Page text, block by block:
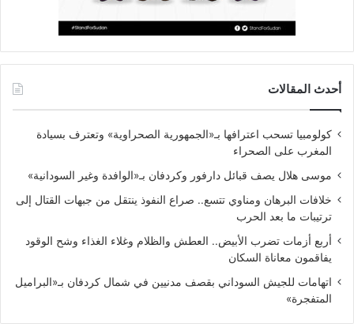
أحدث المقالات
كولومبيا تسحب اعترافها بـ«الجمهورية الصحراوية» وتعترف بسيادة
المغرب على الصحراء
موسى هلال يصف قبائل دارفور وكردفان بـ«الوافدة وغير السودانية»
خلافات البرهان ومناوي تتسع.. صراع النفوذ ينتقل من جبهات القتال إلى
ترتيبات ما بعد الحرب
أربع أزمات تضرب الأبيض.. العطش والظلام وغلاء الغذاء وشح الوقود
يفاقمون معاناة السكان
اتهامات للجيش السوداني بقصف مدنيين في شمال كردفان بـ«البراميل
المتفجرة»